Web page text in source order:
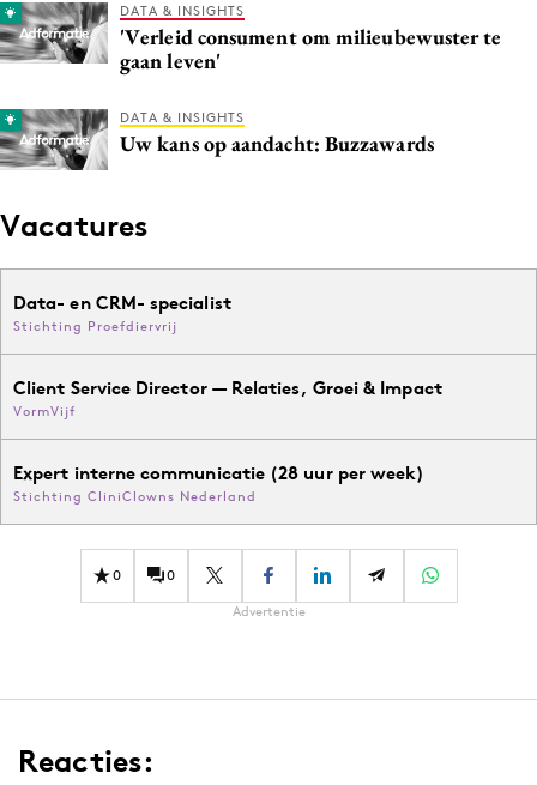
Programmatic
Purpose Marketing
DATA & INSIGHTS
'Verleid consument om milieubewuster te
gaan leven'
DATA & INSIGHTS
Uw kans op aandacht: Buzzawards
Vacatures
Data- en CRM- specialist
Stichting Proefdiervrij
Client Service Director — Relaties, Groei & Impact
VormVijf
Expert interne communicatie (28 uur per week)
Stichting CliniClowns Nederland
0 0
Advertentie
Reacties: